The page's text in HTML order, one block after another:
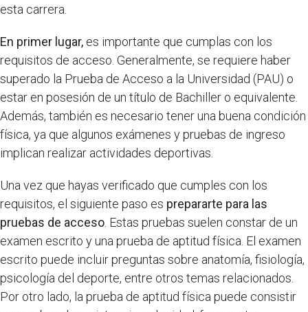
esta carrera.
En primer lugar, es importante que cumplas con los
requisitos de acceso. Generalmente, se requiere haber
superado la Prueba de Acceso a la Universidad (PAU) o
estar en posesión de un título de Bachiller o equivalente.
Además, también es necesario tener una buena condición
física, ya que algunos exámenes y pruebas de ingreso
implican realizar actividades deportivas.
Una vez que hayas verificado que cumples con los
requisitos, el siguiente paso es prepararte para las
pruebas de acceso . Estas pruebas suelen constar de un
examen escrito y una prueba de aptitud física. El examen
escrito puede incluir preguntas sobre anatomía, fisiología,
psicología del deporte, entre otros temas relacionados.
Por otro lado, la prueba de aptitud física puede consistir